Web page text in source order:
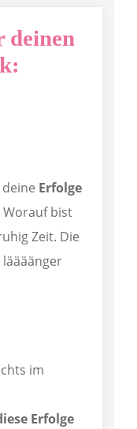
deinen
Erfolge
Worauf bist
Zeit. Die
im
Erfolge